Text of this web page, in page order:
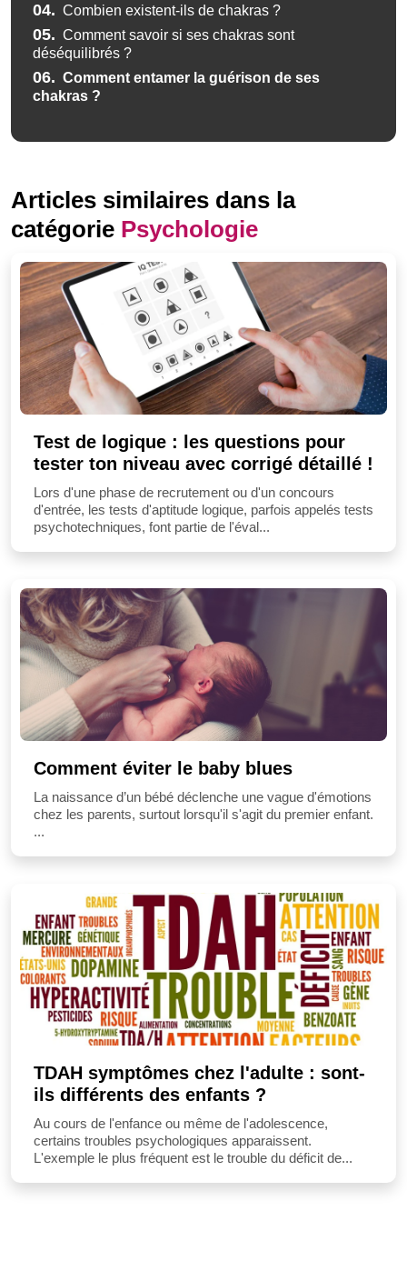
04. Combien existent-ils de chakras ?
05. Comment savoir si ses chakras sont
déséquilibrés ?
06. Comment entamer la guérison de ses
chakras ?
Articles similaires dans la
catégorie Psychologie
Test de logique : les questions pour
tester ton niveau avec corrigé détaillé !
Lors d'une phase de recrutement ou d'un concours
d'entrée, les tests d'aptitude logique, parfois appelés tests
psychotechniques, font partie de l'éval...
Comment éviter le baby blues
La naissance d’un bébé déclenche une vague d'émotions
chez les parents, surtout lorsqu'il s'agit du premier enfant.
...
TDAH symptômes chez l'adulte : sont-
ils différents des enfants ?
Au cours de l'enfance ou même de l'adolescence,
certains troubles psychologiques apparaissent.
L'exemple le plus fréquent est le trouble du déficit de...